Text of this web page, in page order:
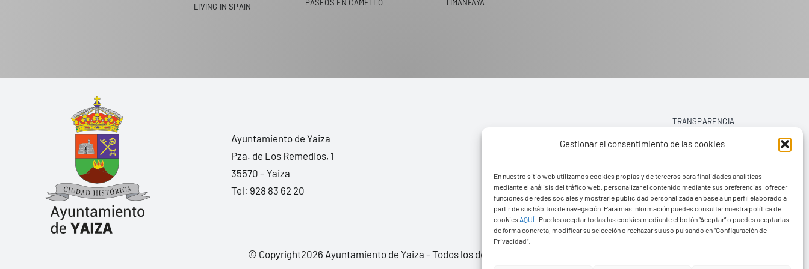
Gestionar el consentimiento de las cookies
En nuestro sitio web utilizamos cookies propias y de terceros para finalidades analíticas
mediante el análisis del tráfico web, personalizar el contenido mediante sus preferencias, ofrecer
funciones de redes sociales y mostrarle publicidad personalizada en base a un perfil elaborado a
partir de sus hábitos de navegación. Para más información puedes consultar nuestra política de
cookies AQUÍ
Puedes aceptar todas las cookies mediante el botón “Aceptar” o puedes aceptarlas
de forma concreta, modificar su selección o rechazar su uso pulsando en “Configuración de
Privacidad”.
LIVING IN SPAIN PASEOS EN CAMELLO TIMANFAYA
Ayuntamiento de Yaiza
Pza. de Los Remedios, 1
35570 – Yaiza
Tel: 928 83 62 20
TRANSPARENCIA
AVISO LEGAL
POLÍTICA DE PRIVACIDAD
POLÍTICA DE COOKIES (UE)
© Copyright2026 Ayuntamiento de Yaiza - Todos los derechos reservads